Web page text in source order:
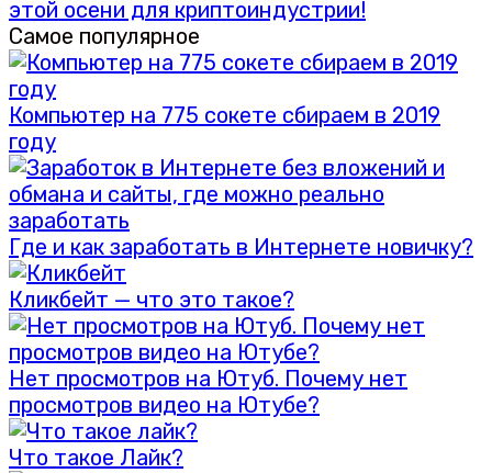
этой осени для криптоиндустрии!
Самое популярное
Компьютер на 775 сокете сбираем в 2019
году
Где и как заработать в Интернете новичку?
Кликбейт — что это такое?
Нет просмотров на Ютуб. Почему нет
просмотров видео на Ютубе?
Что такое Лайк?